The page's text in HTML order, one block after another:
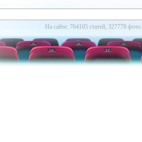
На сайте: 764105 статей, 327779 фото.